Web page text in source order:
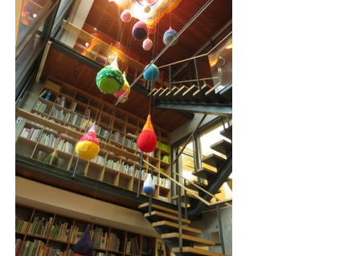
活動實況記錄
媒體報導一覽
合作與代言
訂閱電子報